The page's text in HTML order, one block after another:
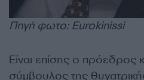
Πηγή φωτο: Eurokinissi
Είναι επίσης ο πρόεδρος
σύμβουλος της